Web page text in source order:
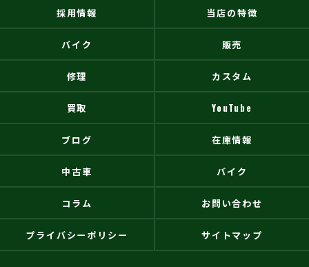
採用情報 当店の特徴
バイク 販売
修理 カスタム
買取 YouTube
ブログ 在庫情報
中古車 バイク
コラム お問い合わせ
プライバシーポリシー サイトマップ